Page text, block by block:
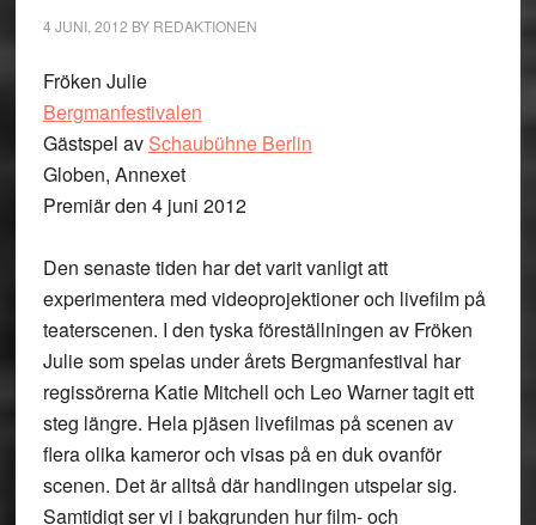
4 JUNI, 2012 BY REDAKTIONEN
Fröken Julie
Bergmanfestivalen
Gästspel av Schaubühne Berlin
Globen, Annexet
Premiär den 4 juni 2012
Den senaste tiden har det varit vanligt att
experimentera med videoprojektioner och livefilm på
teaterscenen. I den tyska föreställningen av Fröken
Julie som spelas under årets Bergmanfestival har
regissörerna Katie Mitchell och Leo Warner tagit ett
steg längre. Hela pjäsen livefilmas på scenen av
flera olika kameror och visas på en duk ovanför
scenen. Det är alltså där handlingen utspelar sig.
Samtidigt ser vi i bakgrunden hur film- och